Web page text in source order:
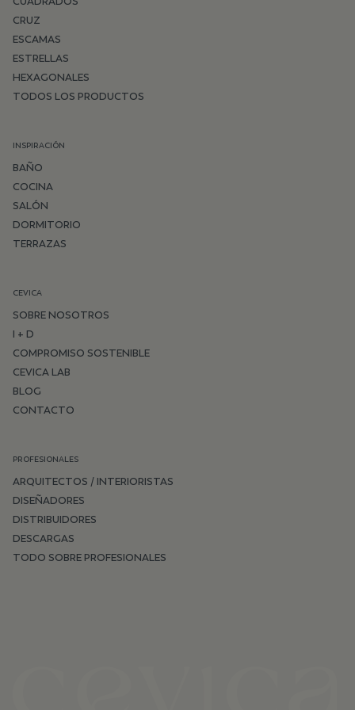
CRUZ
ESCAMAS
ESTRELLAS
HEXAGONALES
TODOS LOS PRODUCTOS
INSPIRACIÓN
BAÑO
COCINA
SALÓN
DORMITORIO
TERRAZAS
CEVICA
SOBRE NOSOTROS
I + D
COMPROMISO SOSTENIBLE
CEVICA LAB
BLOG
CONTACTO
PROFESIONALES
ARQUITECTOS / INTERIORISTAS
DISEÑADORES
DISTRIBUIDORES
DESCARGAS
TODO SOBRE PROFESIONALES